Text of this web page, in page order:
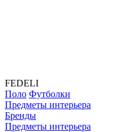
FEDELI
Поло Футболки
Предметы интерьера
Бренды
Предметы интерьера